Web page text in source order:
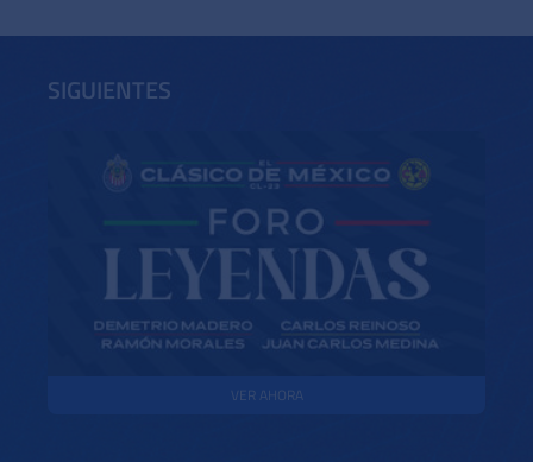
SIGUIENTES
VER AHORA